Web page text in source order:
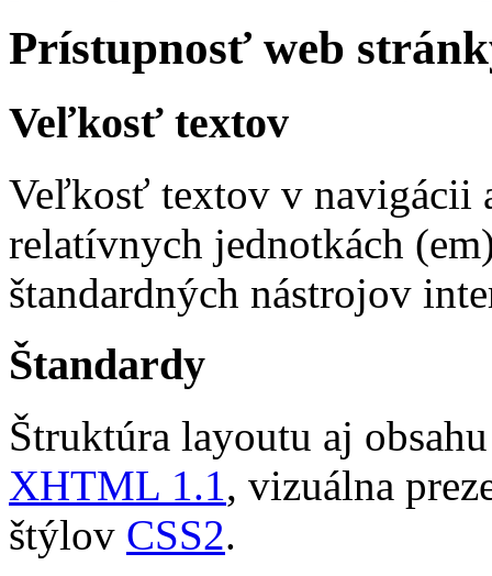
Prístupnosť web
Veľkosť textov
Veľkosť textov v navigácii
relatívnych jednotkách
štandardných nástrojov
Štandardy
Štruktúra layoutu aj
XHTML 1.1 , vizuálna
štýlov CSS2.